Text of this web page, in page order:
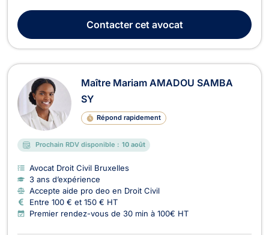
clients afin de les accompagner dans des situations juridiques
diverses et d’assurer l...Contactercet avocat
Maître Mariam AMADOU SAMBA
SY
Répond rapidement
Prochain RDV disponible : 10 août
Avocat Droit Civil Bruxelles
3 ans d’expérience
Accepte aide pro deo en Droit Civil
Entre 100 € et 150 € HT
Premier rendez-vous de 30 min à 100€ HT